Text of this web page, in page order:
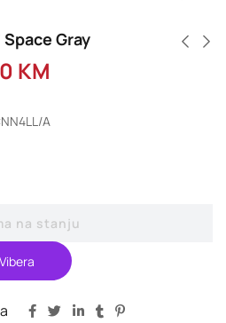
Space Gray
KM
A
na stanju